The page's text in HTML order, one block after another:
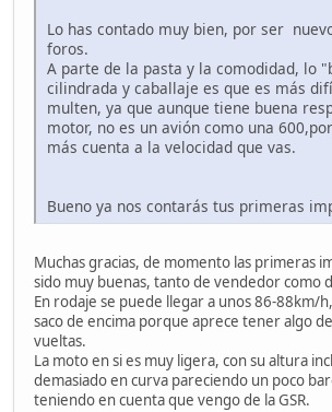
Lo has contado muy bien, por ser
foros.
A parte de la pasta y la comodidad, lo
cilindrada y caballaje es que es más
multen, ya que aunque tiene buena
motor, no es un avión como una
más cuenta a la velocidad que vas.
Bueno ya nos contarás tus primeras
Muchas gracias, de momento las primeras
sido muy buenas, tanto de vendedor como
En rodaje se puede llegar a unos 86-88km/
saco de encima porque aprece tener algo
vueltas.
La moto en si es muy ligera, con su altura
demasiado en curva pareciendo un poco
teniendo en cuenta que vengo de la GSR.